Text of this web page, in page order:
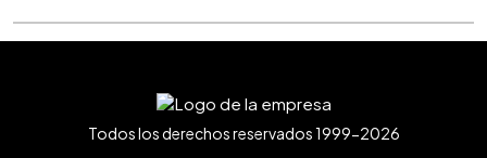
Todos los derechos reservados 1999-2026